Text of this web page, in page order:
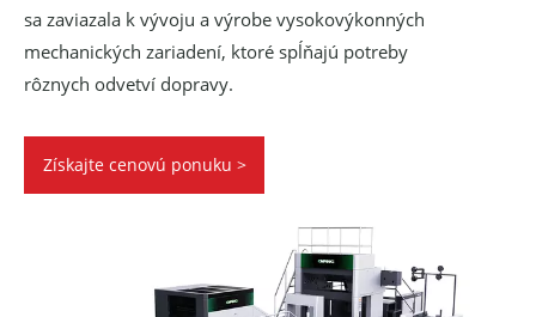
sa zaviazala k vývoju a výrobe vysokovýkonných
mechanických zariadení, ktoré spĺňajú potreby
rôznych odvetví dopravy.
Získajte cenovú ponuku >